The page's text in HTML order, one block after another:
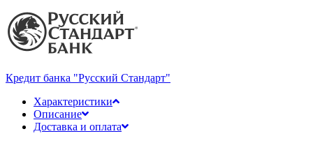
Кредит банка "Русский Стандарт"
Характеристики
Описание
Доставка и оплата